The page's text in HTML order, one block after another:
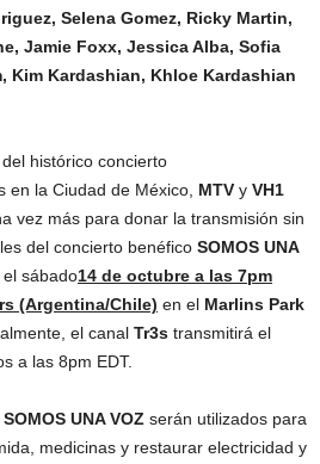
Selena Gomez, Ricky Martin,
Jamie Foxx, Jessica Alba, Sofia
Kim Kardashian, Khloe Kardashian
histórico concierto
en la Ciudad de México, MTV y VH1
vez más para donar la transmisión sin
del concierto benéfico SOMOS UNA
sábado14 de octubre a las 7pm
(Argentina/Chile) en el Marlins Park
el canal Tr3s transmitirá el
a las 8pm EDT.
SOMOS UNA VOZ serán utilizados para
medicinas y restaurar electricidad y